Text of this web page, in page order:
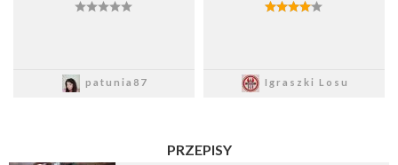
patunia87
Zapisz
Igraszki Losu
PRZEPISY